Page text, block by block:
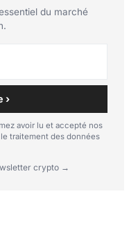
du marché
›
avoir lu et accepté nos
traitement des données
crypto →